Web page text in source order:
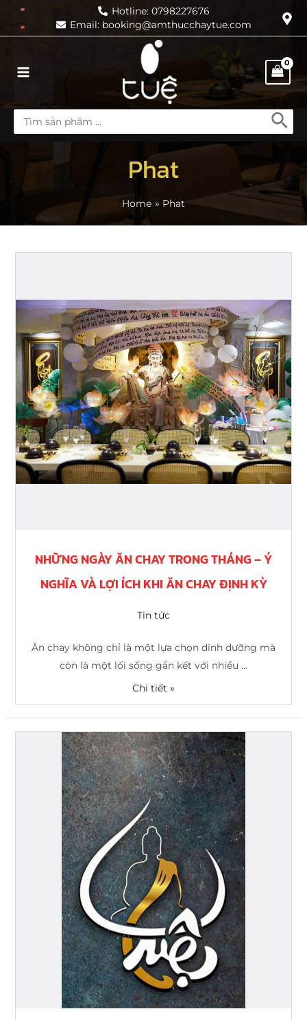
Hotline: 0798227676
Email: booking@amthucchaytue.com
Menu
Search
for:
Phat
Home Phat
NHỮNG NGÀY ĂN CHAY TRONG THÁNG – Ý
NGHĨA VÀ LỢI ÍCH KHI ĂN CHAY ĐỊNH KỲ
Tin tức
Ăn chay không chỉ là một lựa chọn dinh dưỡng mà
còn là một lối sống gắn kết với nhiều …
Ăn
Chay
Trong
Tháng
–
Ý
Nghĩa
và
Lợi
Ích
Khi
Chi tiết »
Ăn
chay
có
ăn
trứng
và
uống
sữa
được
hay
không?
Góc
nhìn
từ
nhà
hàng